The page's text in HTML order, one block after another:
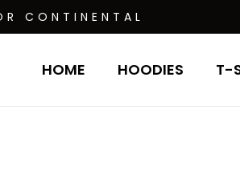
CONTINENTAL
HOME HOODIES T-